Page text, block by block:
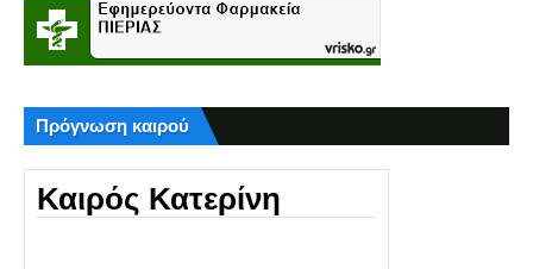
Πρόγνωση καιρού
Καιρός Κατερίνη